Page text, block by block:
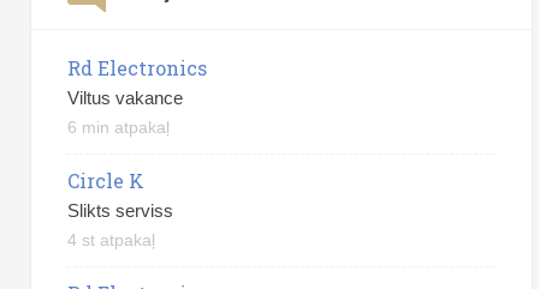
Rd Electronics
Viltus vakance
6 min atpakaļ
Circle K
Slikts serviss
4 st atpakaļ